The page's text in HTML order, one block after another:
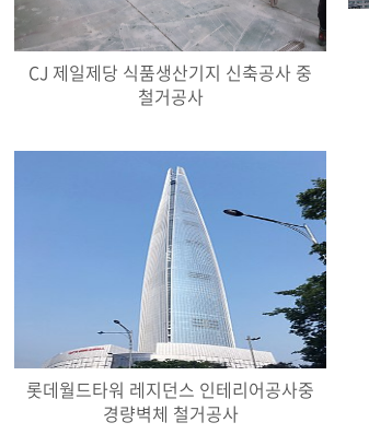
CJ 제일제당 식품생산기지 신축공사 중
철거공사
롯데월드타워 레지던스 인테리어공사중
경량벽체 철거공사